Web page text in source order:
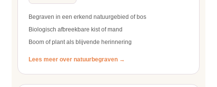
Begraven in een erkend natuurgebied of bos
Biologisch afbreekbare kist of mand
Boom of plant als blijvende herinnering
Lees meer over natuurbegraven →